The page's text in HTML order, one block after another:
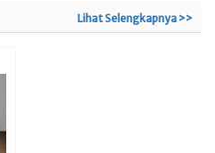
Lihat Selengkapnya >>